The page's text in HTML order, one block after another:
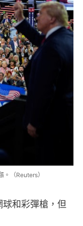
（Reuters）
和彩彈槍，但